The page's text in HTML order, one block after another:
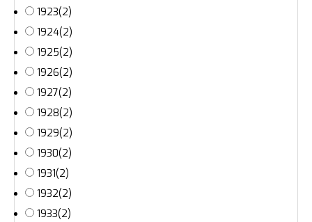
1923(2)
1924(2)
1925(2)
1926(2)
1927(2)
1928(2)
1929(2)
1930(2)
1931(2)
1932(2)
1933(2)